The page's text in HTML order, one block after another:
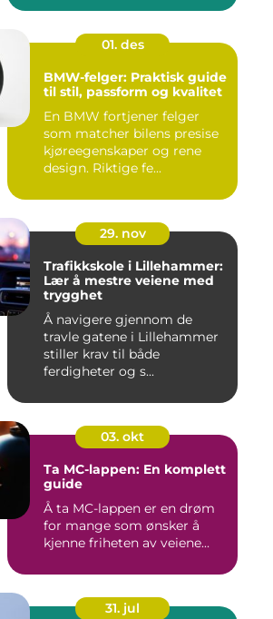
01. des
BMW-felger: Praktisk guide
til stil, passform og kvalitet
En BMW fortjener felger
som matcher bilens presise
kjøreegenskaper og rene
design. Riktige fe...
29. nov
Trafikkskole i Lillehammer:
Lær å mestre veiene med
trygghet
Å navigere gjennom de
travle gatene i Lillehammer
stiller krav til både
ferdigheter og s...
03. okt
Ta MC-lappen: En komplett
guide
Å ta MC-lappen er en drøm
for mange som ønsker å
kjenne friheten av veiene...
31. jul